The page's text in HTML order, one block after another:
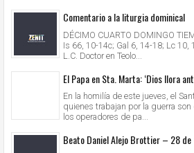
Comentario a la liturgia dominical
DÉCIMO CUARTO DOMINGO
Is 66, 10-14c; Gal 6, 14-18; Lc 10,
L.C. Doctor en Teolo...
El Papa en Sta. Marta: ‘Dios llora
En la homilía de este jueves, el
quienes trabajan por la guerra
los operadores de pa...
Beato Daniel Alejo Brottier – 28